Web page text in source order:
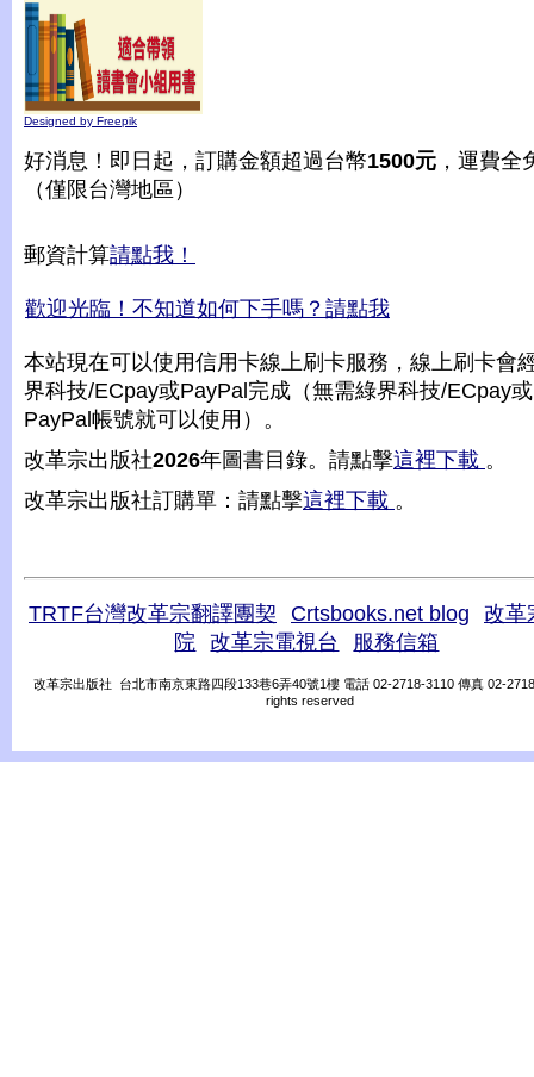
Designed by Freepik
好消息！即日起，訂購金額超過台幣1500元 ，運費全
（僅限台灣地區）
郵資計算請點我！
歡迎光臨！不知道如何下手嗎？請點我
本站現在可以使用信用卡線上刷卡服務，線上刷卡會
界科技/ECpay或PayPal完成（無需綠界科技/ECpay或
PayPal帳號就可以使用）。
改革宗出版社2026年圖書目錄。請點擊這裡下載 。
改革宗出版社訂購單：請點擊這裡下載 。
TRTF台灣改革宗翻譯團契 Crtsbooks.net blog
改革
院
改革宗電視台 服務信箱
改革宗出版社 台北市南京東路四段133巷6弄40號1樓 電話 02-2718-3110 傳真 02-
rights reserved